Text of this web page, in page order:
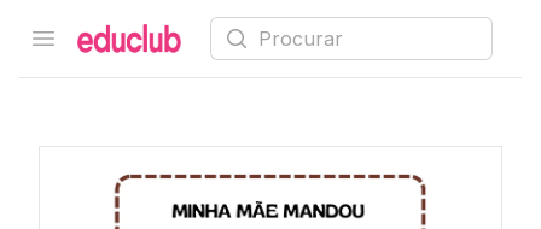
Open menu
Educlub Procurar